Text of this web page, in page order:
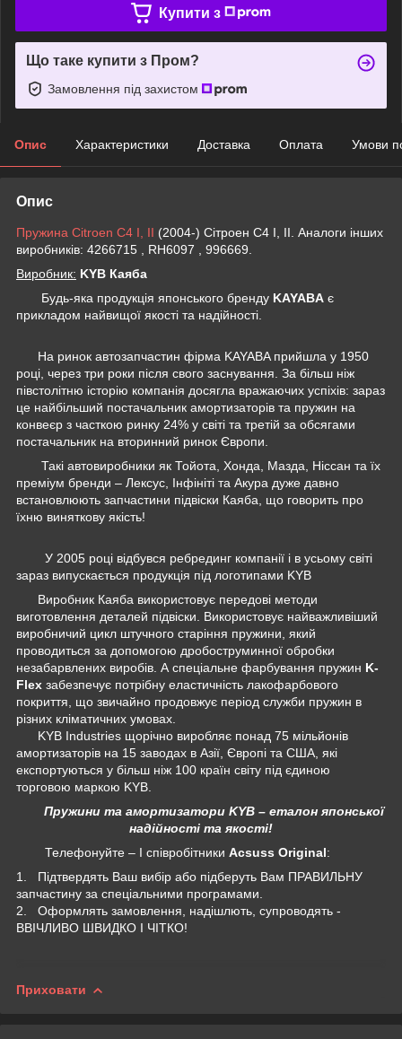
Купити з
Що таке купити з Пром?
Замовлення під захистом
Опис Характеристики Доставка Оплата Умови
Опис
Пружина Citroen C4 I, II (2004-) Сітроен С4 I, II. Аналоги інших
виробників: 4266715 , RH6097 , 996669.
Виробник: KYB Каяба
Будь-яка продукція японського бренду KAYABA є
прикладом найвищої якості та надійності.
На ринок автозапчастин фірма KAYABA прийшла у 1950
році, через три роки після свого заснування. За більш ніж
півстолітню історію компанія досягла вражаючих успіхів: зараз
це найбільший постачальник амортизаторів та пружин на
конвеєр з часткою ринку 24% у світі та третій за обсягами
постачальник на вторинний ринок Європи.
Такі автовиробники як Тойота, Хонда, Мазда, Ніссан та їх
преміум бренди – Лексус, Інфініті та Акура дуже давно
встановлюють запчастини підвіски Каяба, що говорить про
їхню виняткову якість!
У 2005 році відбувся ребрединг компанії і в усьому світі
зараз випускається продукція під логотипами KYB
Виробник Каяба використовує передові методи
виготовлення деталей підвіски. Використовує найважливіший
виробничий цикл штучного старіння пружини, який
проводиться за допомогою дробоструминної обробки
незабарвлених виробів. А спеціальне фарбування пружин K-
Flex забезпечує потрібну еластичність лакофарбового
покриття, що звичайно продовжує період служби пружин в
різних кліматичних умовах.
KYB Industries щорічно виробляє понад 75 мільйонів
амортизаторів на 15 заводах в Азії, Європі та США, які
експортуються у більш ніж 100 країн світу під єдиною
торговою маркою KYB.
Пружини та амортизатори KYB – еталон японської
надійності та якості!
Телефонуйте – І співробітники Acsuss Original:
1. Підтвердять Ваш вибір або підберуть Вам ПРАВИЛЬНУ
запчастину за спеціальними програмами.
2. Оформлять замовлення, надішлють, супроводять -
ВВІЧЛИВО ШВИДКО І ЧІТКО!
Приховати